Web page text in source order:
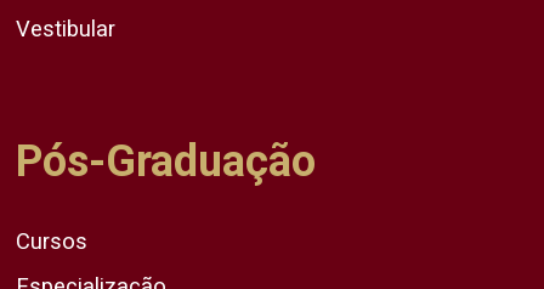
Vestibular
Pós-Graduação
Cursos